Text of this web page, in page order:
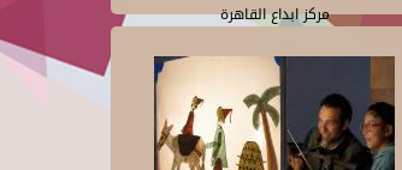
مركز ابداع القاهرة